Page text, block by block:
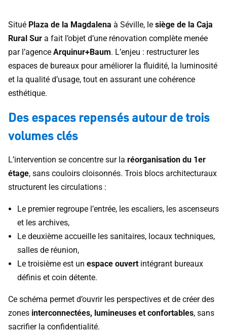
Situé Plaza de la Magdalena à Séville, le siège de la Caja
Rural Sur a fait l’objet d’une rénovation complète menée
par l’agence Arquinur+Baum. L’enjeu : restructurer les
espaces de bureaux pour améliorer la fluidité, la luminosité
et la qualité d’usage, tout en assurant une cohérence
esthétique.
Des espaces repensés autour de trois
volumes clés
L’intervention se concentre sur la réorganisation du 1er
étage, sans couloirs cloisonnés. Trois blocs architecturaux
structurent les circulations :
Le premier regroupe l’entrée, les escaliers, les ascenseurs
et les archives,
Le deuxième accueille les sanitaires, locaux techniques,
salles de réunion,
Le troisième est un espace ouvert intégrant bureaux
définis et coin détente.
Ce schéma permet d’ouvrir les perspectives et de créer des
zones interconnectées, lumineuses et confortables, sans
sacrifier la confidentialité.